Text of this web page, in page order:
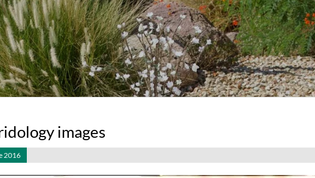
images
2016